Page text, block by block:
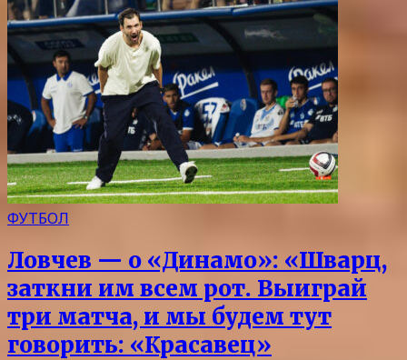
ФУТБОЛ
Ловчев — о «Динамо»: «Шварц,
заткни им всем рот. Выиграй
три матча, и мы будем тут
говорить: «Красавец»